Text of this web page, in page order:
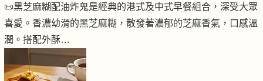
📜黑芝麻糊配油炸鬼是經典的港式及中式早餐組合，深受大眾
喜愛。香濃幼滑的黑芝麻糊，散發著濃郁的芝麻香氣，口感溫
潤。搭配外酥…